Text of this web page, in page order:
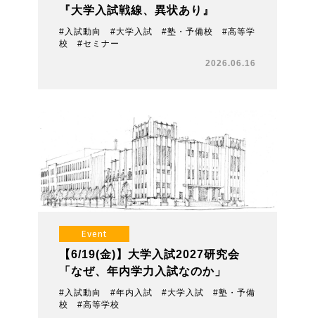
『大学入試戦線、異状あり』
#入試動向 #大学入試 #塾・予備校 #高等学
校 #セミナー
2026.06.16
Event
【6/19(金)】大学入試2027研究会
「なぜ、年内学力入試なのか」
#入試動向 #年内入試 #大学入試 #塾・予備
校 #高等学校